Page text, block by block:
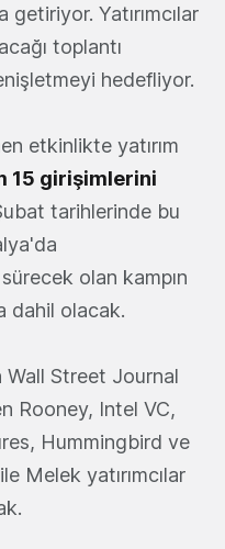
Yatırımcılar
toplantı
hedefliyor.
etkinlikte yatırım
15 girişimlerini
tarihlerinde bu
olan kampın
dahil olacak.
Street Journal
Rooney, Intel VC,
Hummingbird ve
Melek yatırımcılar